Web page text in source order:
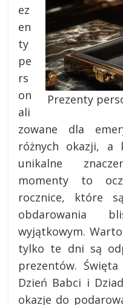
Prezenty
ez
en
ty
pe
rs
on
ali
zowane dla
różnych okazji, a
unikalne
momenty to
rocznice, które
obdarowania
wyjątkowym.
tylko te dni są
prezentów.
Dzień Babci i
okazje do